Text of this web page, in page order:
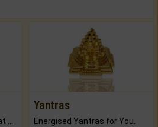
Buy Genuine Gemstones at Best Prices.
Yantras
Energised Yantras for You.